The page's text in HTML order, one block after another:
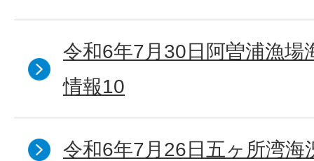
令和6年7月30日阿曽浦漁場
情報10
令和6年7月26日五ヶ所湾海